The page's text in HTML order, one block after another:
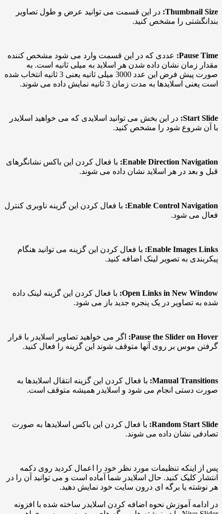
در این قسمت می توانید عرض و طول تصاویر
را مشخص کنید.
عددی که در این قسمت وارد می شود مشخص کننده
نشان داده شدن هر اسلاید به میلی ثانیه است. به
صورت پیش فرض این عدد 3000 میلی ثانیه یعنی 3 ثانیه انتخاب شده
به مدت زمان 3 ثانیه نمایش داده می شوند.
در این بخش می توانید اسلایدی که می خواهید اسلایدر
شود را مشخص کنید.
Enable Direction با فعال کردن این باکس نشانگرهای
در هر اسلاید نشان داده می شوند.
Enable Control با فعال کردن این گزینه ناوبری کنترل
شود.
Enable با فعال کردن این گزینه می توانید هنگام
به تصویر لینک اضافه کنید.
Open Links in New با فعال کردن این گزینه لینک داده
در یک پنجره جدید باز می شود.
Pause the Slider اگر می خواهید تصاویر اسلایدر با قرار
بر روی آنها متوقف شوند این گزینه را فعال کنید.
Manual با فعال کردن این گزینه انتقال اسلایدها به
انجام می شود و اسلایدر همیشه متوقف است.
Random با فعال کردن این باکس اسلایدها به صورت
نشان داده می شوند.
تنظیمات مورد نظر خود را اعمال کردید روی دکمه
کنید. حال اسلایدر شما آماده است و می توانید آن را در
یا برگه ای درون سایت خود نمایش دهید.
آموزش نحوه اضافه کردن اسلایدر ساخته شده با افزونه